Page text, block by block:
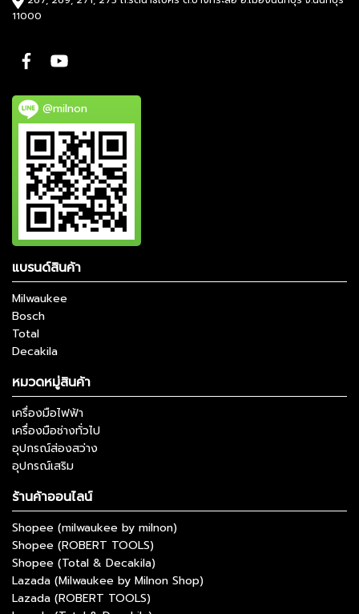
11000
@milnon
แบรนด์สินค้า
Milwaukee
Bosch
Total
Decakila
หมวดหมู่สินค้า
เครื่องมือไฟฟ้า
เครื่องมือช่างทั่วไป
อุปกรณ์ส่องสว่าง
อุปกรณ์เสริม
ร้านค้าออนไลน์
Shopee (milwaukee by milnon)
Shopee (ROBERT TOOLS)
Shopee (Total & Decakila)
Lazada (Milwaukee by Milnon Shop)
Lazada (ROBERT TOOLS)